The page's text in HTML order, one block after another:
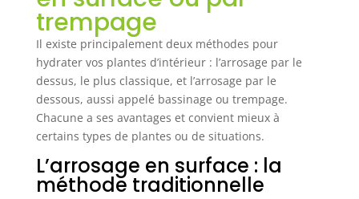
trempage
Il existe principalement deux méthodes pour
hydrater vos plantes d’intérieur : l’arrosage par le
dessus, le plus classique, et l’arrosage par le
dessous, aussi appelé bassinage ou trempage.
Chacune a ses avantages et convient mieux à
certains types de plantes ou de situations.
L’arrosage en surface : la
méthode traditionnelle